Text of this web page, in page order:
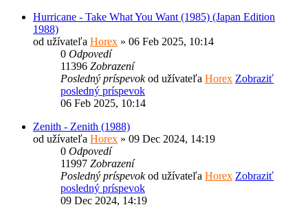
Hurricane - Take What You Want (1985) (Japan Edition
1988)
od užívateľa Horex » 06 Feb 2025, 10:14
0 Odpovedí
11396 Zobrazení
Posledný príspevokod užívateľa Horex Zobraziť
posledný príspevok
06 Feb 2025, 10:14
Zenith - Zenith (1988)
od užívateľa Horex » 09 Dec 2024, 14:19
0 Odpovedí
11997 Zobrazení
Posledný príspevokod užívateľa Horex Zobraziť
posledný príspevok
09 Dec 2024, 14:19